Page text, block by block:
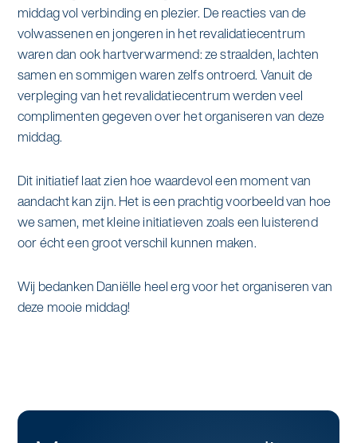
middag vol verbinding en plezier. De reacties van de
volwassenen en jongeren in het revalidatiecentrum
waren dan ook hartverwarmend: ze straalden, lachten
samen en sommigen waren zelfs ontroerd. Vanuit de
verpleging van het revalidatiecentrum werden veel
complimenten gegeven over het organiseren van deze
middag.
Dit initiatief laat zien hoe waardevol een moment van
aandacht kan zijn. Het is een prachtig voorbeeld van hoe
we samen, met kleine initiatieven zoals een luisterend
oor écht een groot verschil kunnen maken.
Wij bedanken Daniëlle heel erg voor het organiseren van
deze mooie middag!